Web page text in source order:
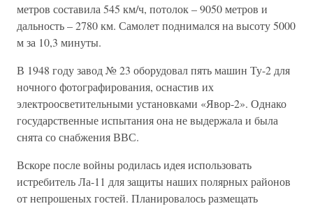
метров составила 545 км/ч, потолок – 9050 метров и
дальность – 2780 км. Самолет поднимался на высоту 5000
м за 10,3 минуты.
В 1948 году завод № 23 оборудовал пять машин Ту-2 для
ночного фотографирования, оснастив их
электроосветительными установками «Явор-2». Однако
государственные испытания она не выдержала и была
снята со снабжения ВВС.
Вскоре после войны родилась идея использовать
истребитель Ла-11 для защиты наших полярных районов
от непрошеных гостей. Планировалось размещать